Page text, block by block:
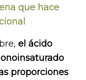
que hace
el ácido
proporciones